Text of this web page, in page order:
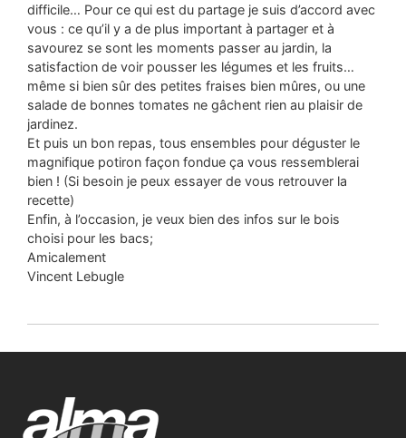
difficile… Pour ce qui est du partage je suis d’accord avec
vous : ce qu’il y a de plus important à partager et à
savourez se sont les moments passer au jardin, la
satisfaction de voir pousser les légumes et les fruits…
même si bien sûr des petites fraises bien mûres, ou une
salade de bonnes tomates ne gâchent rien au plaisir de
jardinez.
Et puis un bon repas, tous ensembles pour déguster le
magnifique potiron façon fondue ça vous ressemblerai
bien ! (Si besoin je peux essayer de vous retrouver la
recette)
Enfin, à l’occasion, je veux bien des infos sur le bois
choisi pour les bacs;
Amicalement
Vincent Lebugle